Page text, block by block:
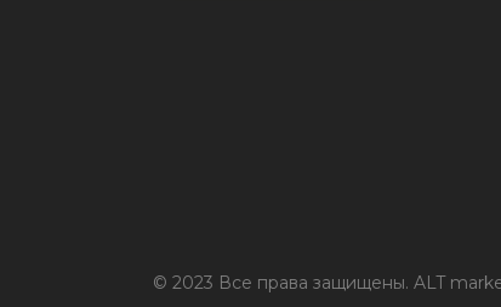
© 2023 Все права защищены. ALT